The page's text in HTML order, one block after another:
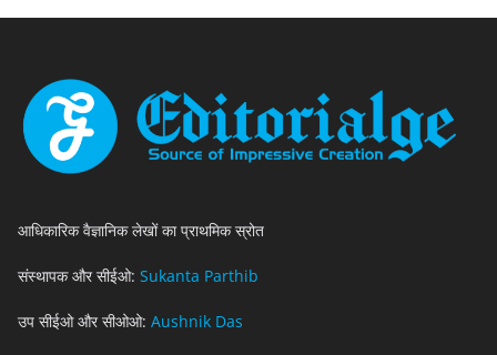
आधिकारिक वैज्ञानिक लेखों का प्राथमिक स्रोत
संस्थापक और सीईओ: Sukanta Parthib
उप सीईओ और सीओओ: Aushnik Das